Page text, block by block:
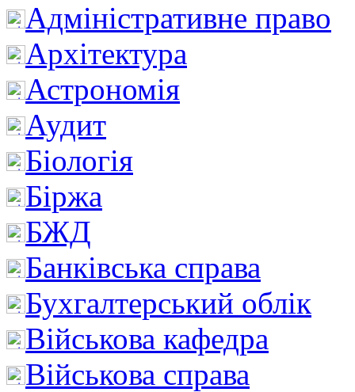
Адміністративне право
Архітектура
Астрономія
Аудит
Біологія
Біржа
БЖД
Банківська справа
Бухгалтерський облік
Військова кафедра
Військова справа